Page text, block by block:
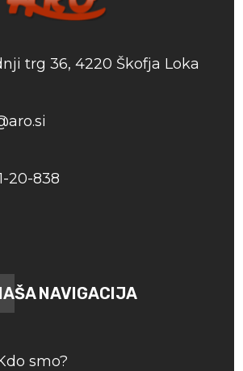
trg 36, 4220 Škofja Loka
20-838
NAVIGACIJA
smo?